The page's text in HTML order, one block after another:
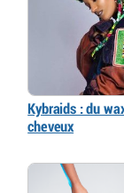
Kybraids : du
cheveux